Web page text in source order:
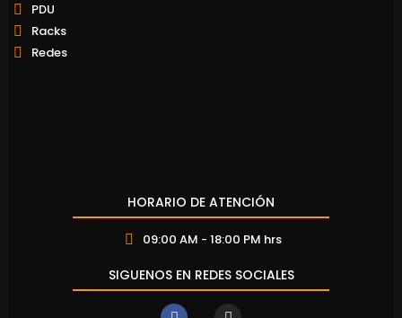
PDU
Racks
Redes
HORARIO DE ATENCIÓN
09:00 AM - 18:00 PM hrs
SIGUENOS EN REDES SOCIALES